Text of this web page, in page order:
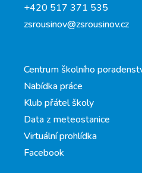
+420 517 371 535
zsrousinov@zsrousinov.cz
Centrum školního
Nabídka práce
Klub přátel školy
Data z meteostanice
Virtuální prohlídka
Facebook